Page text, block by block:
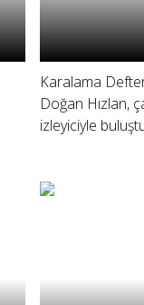
Karalama
Doğan Hızlan,
izleyiciyle